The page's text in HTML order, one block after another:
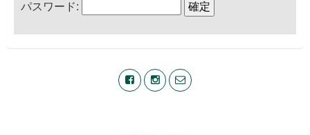
パスワード: